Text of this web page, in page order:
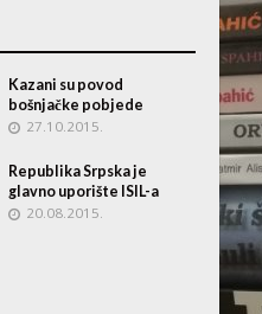
Kazani su povod
bošnjačke pobjede
27.10.2015.
Republika Srpska je
glavno uporište ISIL-a
20.08.2015.